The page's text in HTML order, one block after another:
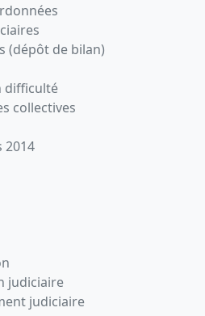
(dépôt de bilan)
difficulté
collectives
2014
judiciaire
judiciaire